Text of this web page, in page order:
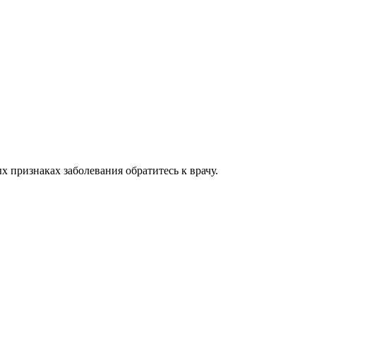
заболевания обратитесь к врачу.